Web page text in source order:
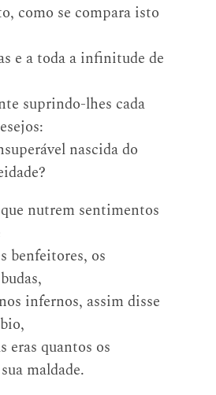
como se compara isto
e a toda a infinitude de
suprindo-lhes cada
nascida do
nutrem sentimentos
benfeitores, os
infernos, assim disse
eras quantos os
maldade.